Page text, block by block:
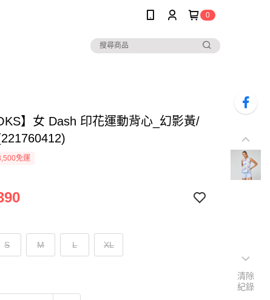
0
】女 Dash 印花運動背心_幻影黃/
免運
S M L XL
清除
紀錄